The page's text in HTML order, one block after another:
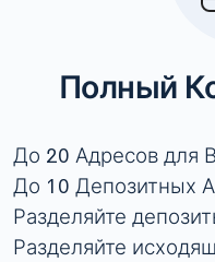
Полный
До 20 Адресов для
До 10 Депозитных
Разделяйте
Разделяйте